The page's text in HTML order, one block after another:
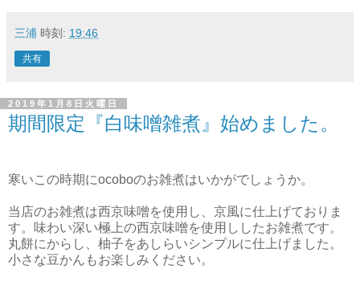
三浦 時刻: 19:46
共有
2019年1月8日火曜日
期間限定『白味噌雑煮』始めました。
寒いこの時期にocoboのお雑煮はいかがでしょうか。
当店のお雑煮は西京味噌を使用し、京風に仕上げておりま
す。味わい深い極上の西京味噌を使用ししたお雑煮です。
丸餅にからし、柚子をあしらいシンプルに仕上げました。
小さな豆かんもお楽しみください。